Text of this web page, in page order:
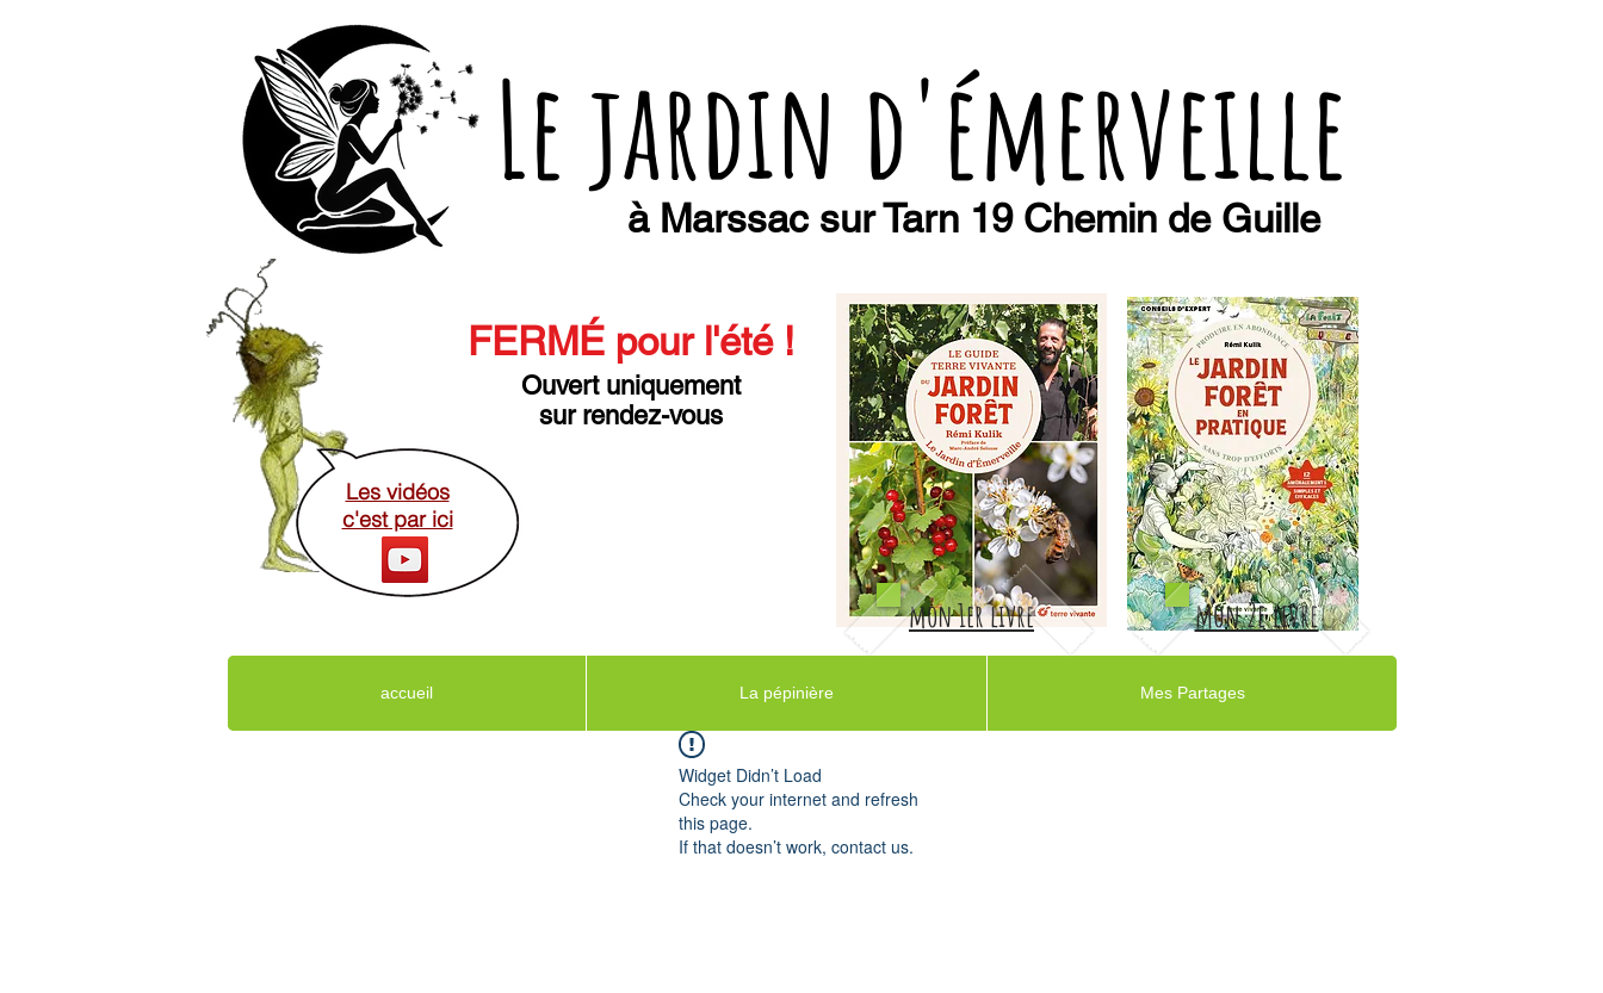
Le jardin d'émerveille
mon 1er livre mon 2e livre
à Marssac sur Tarn 19 Chemin de Guille
FERMÉ pour l'été!
Ouvert uniquement
sur rendez-vous
Les vidéos
c'est par ici
accueil La pépinière Mes Partages
Widget Didn’t Load
Check your internet and refresh
this page.
If that doesn’t work, contact us.